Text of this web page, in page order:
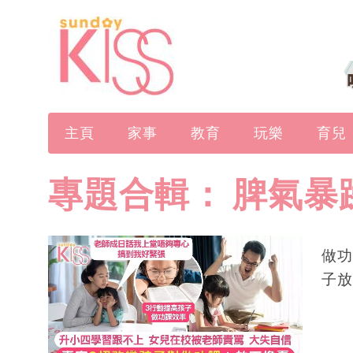
主頁 家事 教育 玩樂 育兒
專題合輯： 脾氣暴
做
子